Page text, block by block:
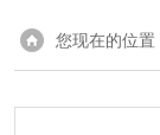
您现在的位置